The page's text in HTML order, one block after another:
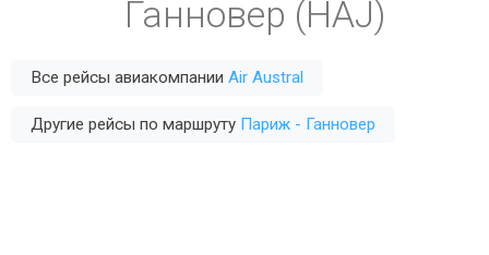
Ганновер (HAJ)
Все рейсы авиакомпании Air Austral
Другие рейсы по маршруту Париж - Ганновер